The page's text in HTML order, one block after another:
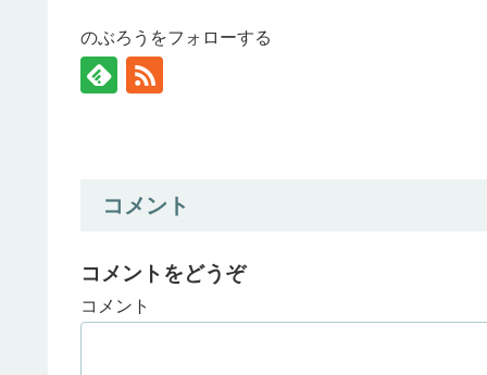
のぶろうをフォローする
コメント
コメントをどうぞ
コメント